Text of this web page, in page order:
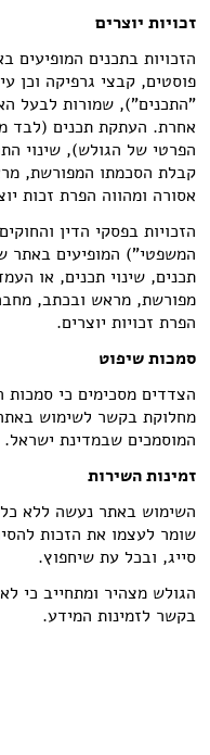
זכויות יוצרים
הזכויות בתכנים המופיעים
פוסטים, קבצי גרפיקה וכן
"התכנים"), שמורות לבעל
אחרת. העתקת תכנים (לבד
הפרטי של הגולש), שינוי
קבלת הסכמתו המפורשת,
אסורה ומהווה הפרת זכות
הזכויות בפסקי הדין
המשפטי") המופיעים באתר
תכנים, שינוי תכנים, או
מפורשת, מראש ובכתב,
הפרת זכויות יוצרים.
סמכות שיפוט
הצדדים מסכימים כי
מחלוקת בקשר לשימוש
המוסמכים שבמדינת ישראל.
זמינות השירות
השימוש באתר נעשה ללא
שומר לעצמו את הזכות
סייג, ובכל עת שיחפוץ.
הגולש מצהיר ומתחייב כי
בקשר לזמינות המידע.